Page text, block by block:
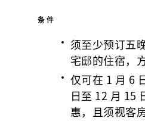
条件
须至少预订五
宅邸的住宿，
仅可在 1 月 6
日至 12 月 15
惠，且须视客